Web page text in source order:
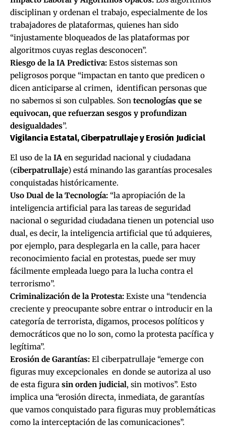
disciplinan y ordenan el trabajo, especialmente de los
trabajadores de plataformas, quienes han sido
“injustamente bloqueados de las plataformas por
algoritmos cuyas reglas desconocen”.
Riesgo de la IA Predictiva: Estos sistemas son
peligrosos porque “impactan en tanto que predicen o
dicen anticiparse al crimen, identifican personas que
no sabemos si son culpables. Son tecnologías que se
equivocan, que refuerzan sesgos y profundizan
desigualdades”.
Vigilancia Estatal, Ciberpatrullaje y Erosión Judicial
El uso de la IA en seguridad nacional y ciudadana
(ciberpatrullaje) está minando las garantías procesales
conquistadas históricamente.
Uso Dual de la Tecnología: “la apropiación de la
inteligencia artificial para las tareas de seguridad
nacional o seguridad ciudadana tienen un potencial uso
dual, es decir, la inteligencia artificial que tú adquieres,
por ejemplo, para desplegarla en la calle, para hacer
reconocimiento facial en protestas, puede ser muy
fácilmente empleada luego para la lucha contra el
terrorismo”.
Criminalización de la Protesta: Existe una “tendencia
creciente y preocupante sobre entrar o introducir en la
categoría de terrorista, digamos, procesos políticos y
democráticos que no lo son, como la protesta pacífica y
legítima”.
Erosión de Garantías: El ciberpatrullaje “emerge con
figuras muy excepcionales en donde se autoriza al uso
de esta figura sin orden judicial, sin motivos”. Esto
implica una “erosión directa, inmediata, de garantías
que vamos conquistado para figuras muy problemáticas
como la interceptación de las comunicaciones”.